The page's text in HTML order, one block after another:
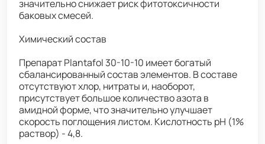
значительно снижает риск фитотоксичности
баковых смесей.
Химический состав
Препарат Plantafol 30-10-10 имеет богатый
сбалансированный состав элементов. В составе
отсутствуют хлор, нитраты и, наоборот,
присутствует большое количество азота в
амидной форме, что значительно улучшает
скорость поглощения листом. Кислотность рН (1%
раствор) - 4,8.